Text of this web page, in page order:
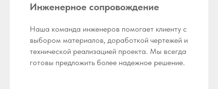
Инженерное сопровождение
Наша команда инженеров помогает клиенту с
выбором материалов, доработкой чертежей и
технической реализацией проекта. Мы всегда
готовы предложить более надежное решение.